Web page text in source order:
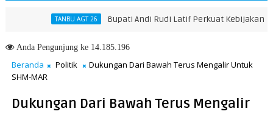
TANBU AGT 26 Bupati Andi Rudi Latif Perkuat Kebijakan
Masa Depan yang Lebih Hijau dan Gemilang
AndaPengunjung ke 14.185.196
Beranda Politik
Dukungan Dari Bawah Terus Mengalir Untuk
SHM-MAR
Dukungan Dari Bawah Terus Mengalir